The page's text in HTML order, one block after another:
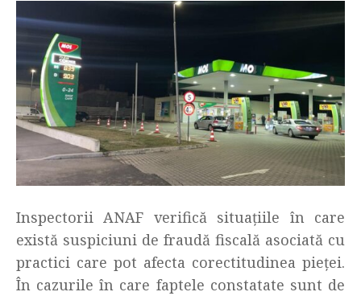
Inspectorii ANAF verifică situațiile în care
există suspiciuni de fraudă fiscală asociată cu
practici care pot afecta corectitudinea pieței.
În cazurile în care faptele constatate sunt de